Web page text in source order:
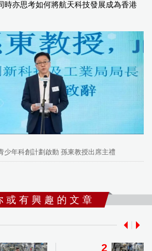
時亦思考如何將航天科技發展成為香港
少年科創計劃啟動 孫東教授出席主禮
或 有 興 趣 的 文 章